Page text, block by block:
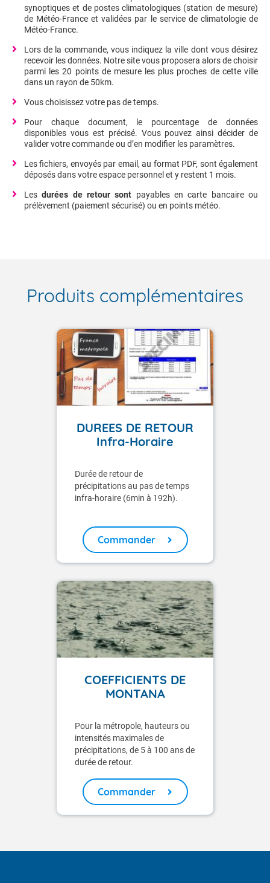
synoptiques et de postes climatologiques (station de mesure)
de Météo-France et validées par le service de climatologie de
Météo-France.
Lors de la commande, vous indiquez la ville dont vous désirez
recevoir les données. Notre site vous proposera alors de choisir
parmi les 20 points de mesure les plus proches de cette ville
dans un rayon de 50km.
Vous choisissez votre pas de temps.
Pour chaque document, le pourcentage de données
disponibles vous est précisé. Vous pouvez ainsi décider de
valider votre commande ou d’en modifier les paramètres.
Les fichiers, envoyés par email, au format PDF, sont également
déposés dans votre espace personnel et y restent 1 mois.
Les durées de retour sont payables en carte bancaire ou
prélèvement (paiement sécurisé) ou en points météo.
Produits complémentaires
DUREES DE RETOUR
Infra-Horaire
Durée de retour de
précipitations au pas de temps
infra-horaire (6min à 192h).
Commander
COEFFICIENTS DE
MONTANA
Pour la métropole, hauteurs ou
intensités maximales de
précipitations, de 5 à 100 ans de
durée de retour.
Commander